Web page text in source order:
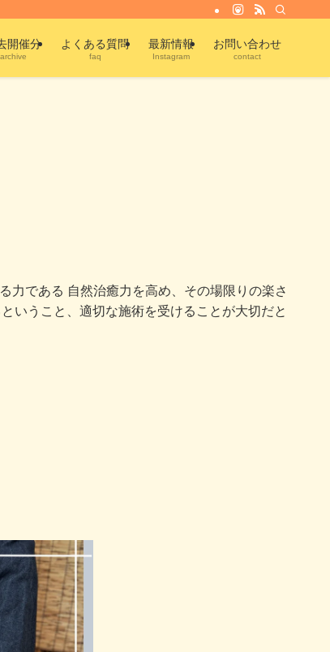
開催分
archive
よくある質問
faq
最新情報
Instagram
お問い合わせ
contact
力である 自然治癒力を高め、その場限りの楽さ
いうこと、適切な施術を受けることが大切だと